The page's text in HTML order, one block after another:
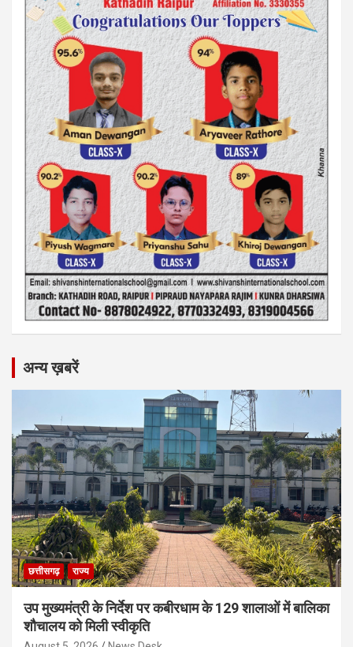
अन्य ख़बरें
छत्तीसगढ़ राज्य
उप मुख्यमंत्री के निर्देश पर कबीरधाम के 129 शालाओं में बालिका
शौचालय को मिली स्वीकृति